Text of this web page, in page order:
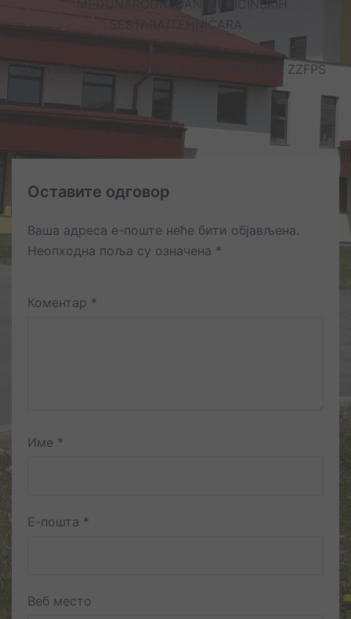
navigationMEĐUNARODNI DAN MEDICINSKIH
SESTARA/TEHNIČARA
NA PROJEKTU PICTURES UČESTVOVAO JE ZZFPS
Оставите одговор
Ваша адреса е-поште неће бити објављена.
Неопходна поља су означена *
Коментар *
Име *
Е-пошта *
Веб место